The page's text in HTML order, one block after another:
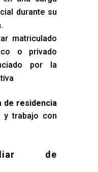
durante su
matriculado
o privado
por la
de residencia
y trabajo con
de